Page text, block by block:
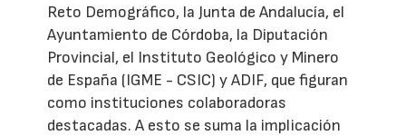
Reto Demográfico, la Junta de Andalucía, el
Ayuntamiento de Córdoba, la Diputación
Provincial, el Instituto Geológico y Minero
de España (IGME - CSIC) y ADIF, que figuran
como instituciones colaboradoras
destacadas. A esto se suma la implicación